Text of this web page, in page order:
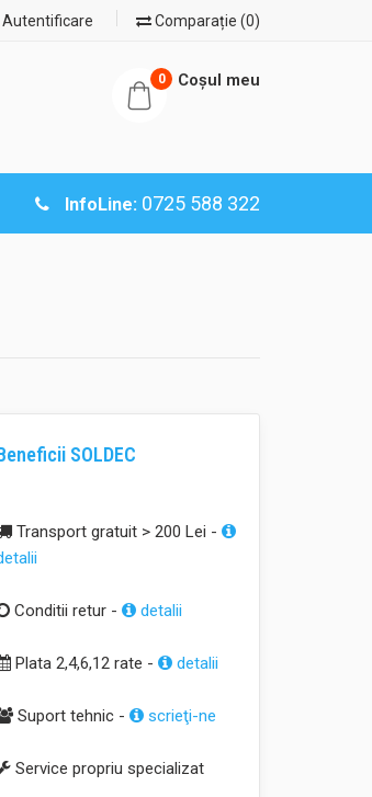
Autentificare Comparație (0)
0 Coşul meu
InfoLine: 0725 588 322
SOLDEC
Transport gratuit > 200 Lei -
Conditii retur - detalii
Plata 2,4,6,12 rate - detalii
Suport tehnic - scrieţi-ne
Service propriu specializat